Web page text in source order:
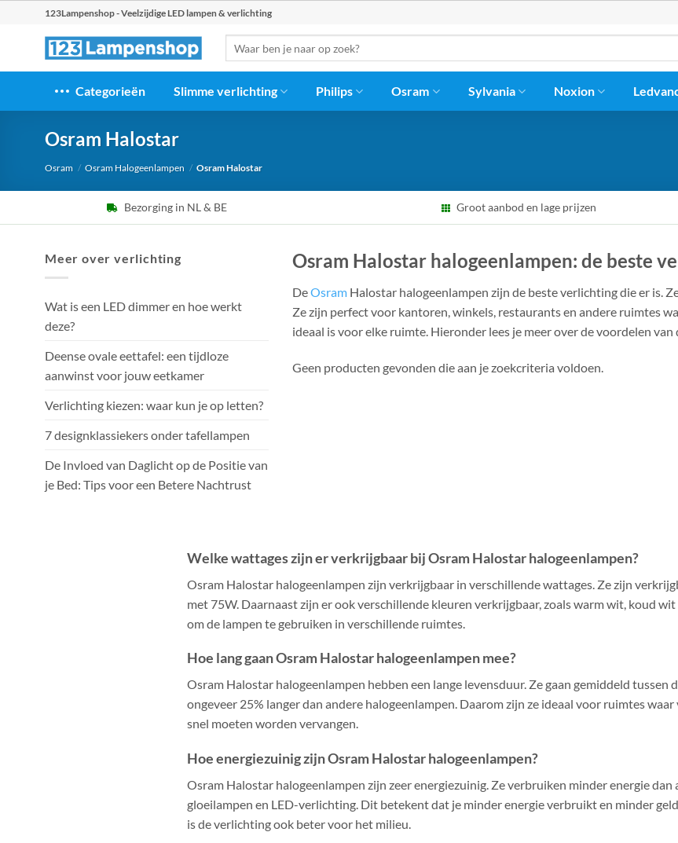
123Lampenshop - Veelzijdige LED lampen & verlichting
naar:
Categorieën Slimme verlichting Philips Osram Sylvania Noxion
Osram Halostar
Osram / Osram Halogeenlampen / Osram Halostar
Bezorging in NL & BE Groot aanbod en lage prijzen
Meer over verlichting
Wat is een LED dimmer en hoe werkt
deze?
Deense ovale eettafel: een tijdloze
aanwinst voor jouw eetkamer
Verlichting kiezen: waar kun je op letten?
7 designklassiekers onder tafellampen
De Invloed van Daglicht op de Positie van
je Bed: Tips voor een Betere Nachtrust
Osram Halostar halogeenlampen: de beste
DeOsram Halostar halogeenlampen zijn de beste verlichting die er is.
Ze zijn perfect voor kantoren, winkels, restaurants en andere ruimtes
ideaal is voor elke ruimte. Hieronder lees je meer over de voordelen
Geen producten gevonden die aan je zoekcriteria voldoen.
Welke wattages zijn er verkrijgbaar bij Osram Halostar halogeenlampen?
Osram Halostar halogeenlampen zijn verkrijgbaar in verschillende wattages. Ze zijn
met 75W. Daarnaast zijn er ook verschillende kleuren verkrijgbaar, zoals warm wit, koud
om de lampen te gebruiken in verschillende ruimtes.
Hoe lang gaan Osram Halostar halogeenlampen mee?
Osram Halostar halogeenlampen hebben een lange levensduur. Ze gaan gemiddeld tussen
ongeveer 25% langer dan andere halogeenlampen. Daarom zijn ze ideaal voor ruimtes
snel moeten worden vervangen.
Hoe energiezuinig zijn Osram Halostar halogeenlampen?
Osram Halostar halogeenlampen zijn zeer energiezuinig. Ze verbruiken minder energie
gloeilampen en LED-verlichting. Dit betekent dat je minder energie verbruikt en minder
is de verlichting ook beter voor het milieu.